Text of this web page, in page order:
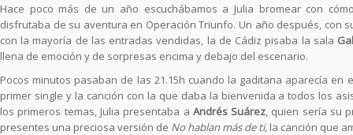
Hace poco más de un año escuchábamos a Julia bromear con
disfrutaba de su aventura en Operación Triunfo. Un año después, con
con la mayoría de las entradas vendidas, la de Cádiz pisaba la sala
llena de emoción y de sorpresas encima y debajo del escenario.
Pocos minutos pasaban de las 21.15h cuando la gaditana aparecía
primer single y la canción con la que daba la bienvenida a todos los
los primeros temas, Julia presentaba a Andrés Suárez , quien sería su
presentes una preciosa versión de No hablan más de ti, la canción que